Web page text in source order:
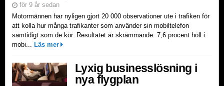
för 9 år sedan
Motormännen har nyligen gjort 20 000 observationer ute i trafiken för
att kolla hur många trafikanter som använder sin mobiltelefon
samtidigt som de kör. Resultatet är skrämmande: 7,6 procent höll i
mobi... Läs mer
Lyxig businesslösning i
nya flygplan